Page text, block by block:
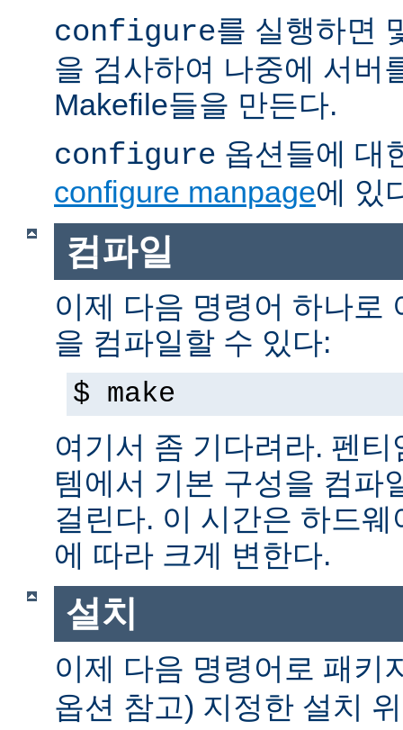
configure를 실행하면
을 검사하여 나중에 서버
Makefile들을 만든다.
configure 옵션들에 대
configure manpage에 있
컴파일
이제 다음 명령어 하나로
을 컴파일할 수 있다:
$ make
여기서 좀 기다려라. 펜
템에서 기본 구성을 컴파
걸린다. 이 시간은 하드
에 따라 크게 변한다.
설치
이제 다음 명령어로 패키
옵션 참고) 지정한 설치